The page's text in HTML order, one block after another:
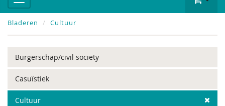
Bladeren Cultuur
Burgerschap/civil society
Casuïstiek
Cultuur